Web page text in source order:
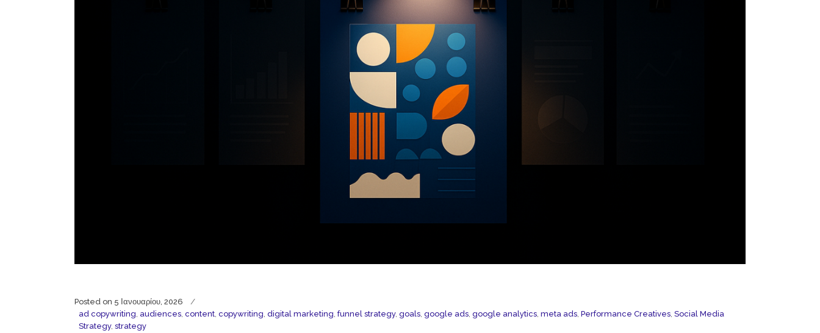
Posted on 5 Ιανουαρίου, 2026
ad copywriting, audiences, content, copywriting, digital marketing, funnel strategy, goals, google ads, google analytics, meta ads, Performance Creatives, Social Media
Strategy, strategy